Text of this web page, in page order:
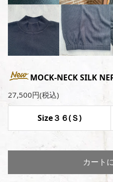
MOCK-NECK SILK
27,500円(税込)
Size３６(Ｓ)
カート